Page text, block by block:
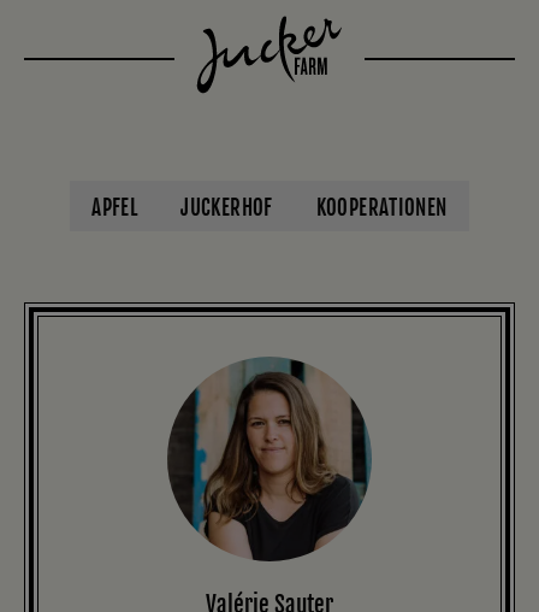
APFEL JUCKERHOF KOOPERATIONEN
Valérie Sauter